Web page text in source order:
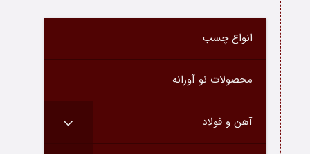
خانه
درباره ما
ارتباط با ما
دسته محصولات
بلاگ
انواع چسب
محصولات نو آورانه
آهن و فولاد